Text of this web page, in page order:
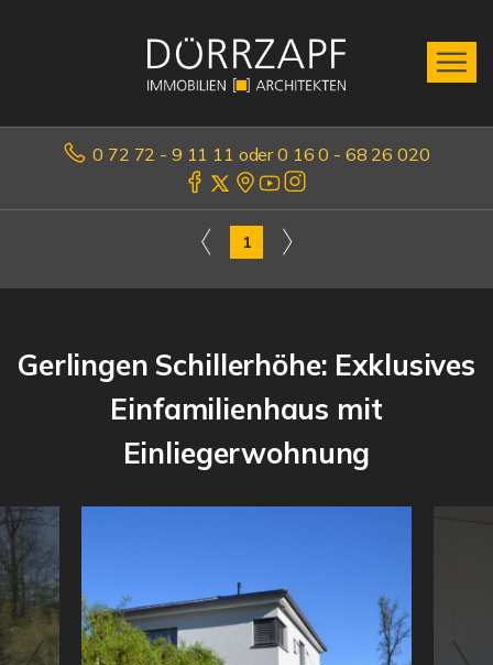
0 72 72 - 9 11 11 oder 0 16 0 - 68 26 020
1
Gerlingen Schillerhöhe: Exklusives
Einfamilienhaus mit
Einliegerwohnung